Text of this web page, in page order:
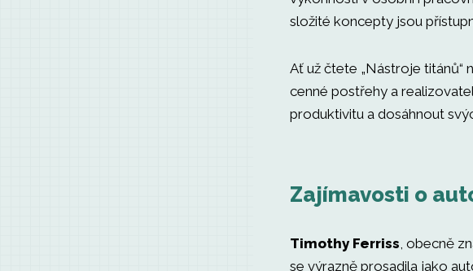
složité koncepty jsou
Ať už čtete „Nástroje titánů“
cenné postřehy a
produktivitu a dosáhnout
Zajímavosti o
Timothy Ferriss, obecně
se výrazně prosadila jako